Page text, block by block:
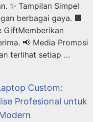
✨ Tampilan Simpel
berbagai gaya. 🏢
GiftMemberikan
📢 Media Promosi
terlihat setiap …
Custom:
Profesional untuk